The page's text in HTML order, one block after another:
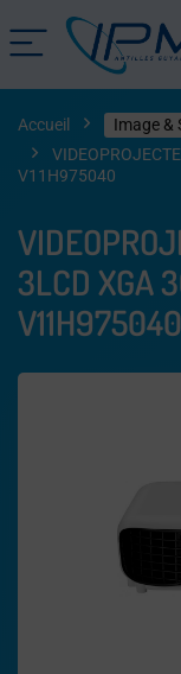
Accueil Image &
V11H975040
3LCD XGA
V11H975040